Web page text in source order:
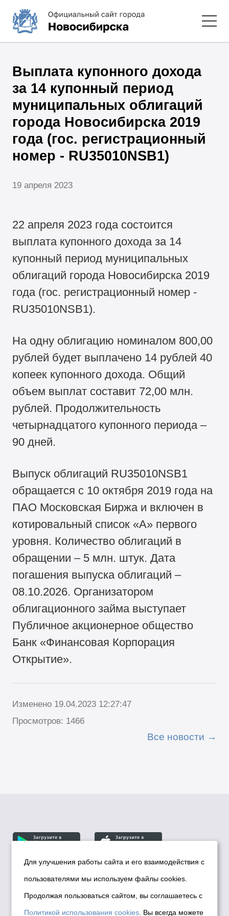
Выплата купонного дохода
за 14 купонный период
муниципальных облигаций
города Новосибирска 2019
года (гос. регистрационный
номер - RU35010NSB1)
19 апреля 2023
22 апреля 2023 года состоится
выплата купонного дохода за 14
купонный период муниципальных
облигаций города Новосибирска 2019
года (гос. регистрационный номер -
RU35010NSB1).
На одну облигацию номиналом 800,00
рублей будет выплачено 14 рублей 40
копеек купонного дохода. Общий
объем выплат составит 72,00 млн.
рублей. Продолжительность
четырнадцатого купонного периода –
90 дней.
Выпуск облигаций RU35010NSB1
обращается с 10 октября 2019 года на
ПАО Московская Биржа и включен в
котировальный список «А» первого
уровня. Количество облигаций в
обращении – 5 млн. штук. Дата
погашения выпуска облигаций –
08.10.2026. Организатором
облигационного займа выступает
Публичное акционерное общество
Банк «Финансовая Корпорация
Открытие».
Изменено 19.04.2023 12:27:47
Просмотров: 1466
Все новости
© Департамент информационной политики мэрии
города Новосибирска, 2026
Политика использования Cookies
Для улучшения работы сайта и его взаимодействия с
пользователями мы используем файлы cookies.
Продолжая пользоваться сайтом, вы соглашаетесь с
Политикой использования cookies . Вы всегда можете